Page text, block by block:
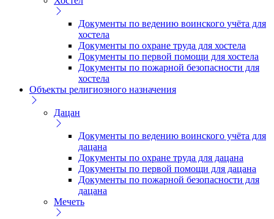
Документы по ведению воинского учёта для
хостела
Документы по охране труда для хостела
Документы по первой помощи для хостела
Документы по пожарной безопасности для
хостела
Объекты религиозного назначения
Дацан
Документы по ведению воинского учёта для
дацана
Документы по охране труда для дацана
Документы по первой помощи для дацана
Документы по пожарной безопасности для
дацана
Мечеть